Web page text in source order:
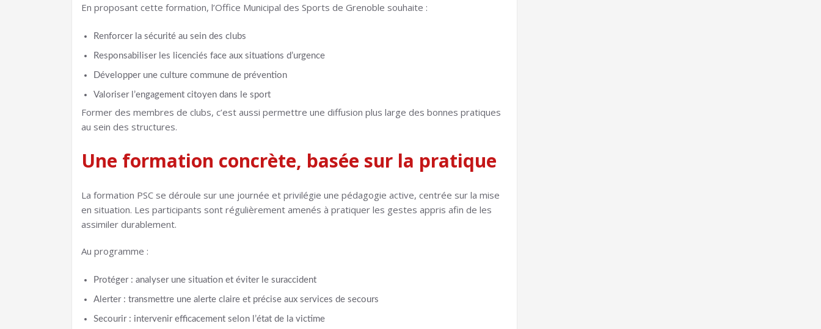
En proposant cette formation, l’Office Municipal des Sports de Grenoble souhaite :
Renforcer la sécurité au sein des clubs
Responsabiliser les licenciés face aux situations d’urgence
Développer une culture commune de prévention
Valoriser l’engagement citoyen dans le sport
Former des membres de clubs, c’est aussi permettre une diffusion plus large des bonnes pratiques
au sein des structures.
Une formation concrète, basée sur la pratique
La formation PSC se déroule sur une journée et privilégie une pédagogie active, centrée sur la mise
en situation. Les participants sont régulièrement amenés à pratiquer les gestes appris afin de les
assimiler durablement.
Au programme :
Protéger : analyser une situation et éviter le suraccident
Alerter : transmettre une alerte claire et précise aux services de secours
Secourir : intervenir efficacement selon l’état de la victime